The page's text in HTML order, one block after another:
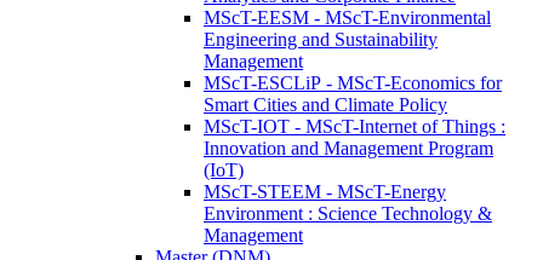
MScT-EESM - MScT-Environmental
Engineering and Sustainability
Management
MScT-ESCLiP - MScT-Economics for
Smart Cities and Climate Policy
MScT-IOT - MScT-Internet of Things :
Innovation and Management Program
(IoT)
MScT-STEEM - MScT-Energy
Environment : Science Technology &
Management